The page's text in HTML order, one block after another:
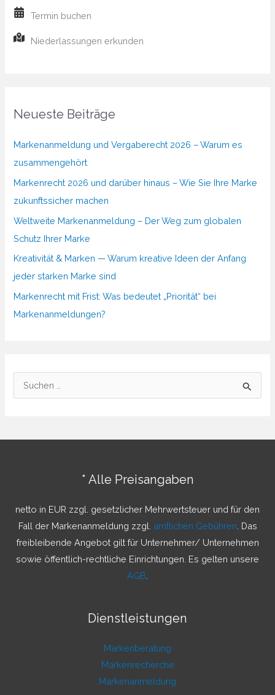
Termin buchen
Niederlassungen erkunden
Neueste Beiträge
Markenanmeldung und Vergaberecht 2026 – Warum es
zusammengehört
Markenrecht 2026 und darüber hinaus – Wie Sie Ihre Marke
zukunftssicher machen
Weltweite Markenanmeldung – Der Weg zum globalen
Schutz Ihrer Marke
Kreativität & Marken — Warum kreative Ideen der Anfang
jeder starken Marke sind
Markenrecht mit Frist: Was bedeutet „Priorität“ bei
Markenanmeldungen?
u
h
* Alle Preisangaben
netto in EUR zzgl. gesetzlicher Mehrwertsteuer und für den
Fall der Markenanmeldung zzgl. amtlichen Gebühren . Das
freibleibende Angebot gilt für Unternehmer/ Unternehmen
sowie öffentlich-rechtliche Einrichtungen. Es gelten unsere
AGB
Dienstleistungen
Markenberatung
Markenrecherche
Markenanmeldung